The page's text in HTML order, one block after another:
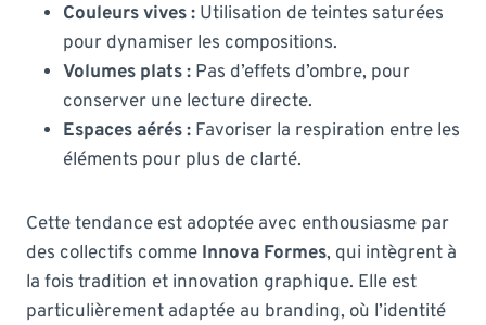
Couleurs vives : Utilisation de teintes saturées
pour dynamiser les compositions.
Volumes plats : Pas d’effets d’ombre, pour
conserver une lecture directe.
Espaces aérés : Favoriser la respiration entre les
éléments pour plus de clarté.
Cette tendance est adoptée avec enthousiasme par
des collectifs comme Innova Formes, qui intègrent à
la fois tradition et innovation graphique. Elle est
particulièrement adaptée au branding, où l’identité